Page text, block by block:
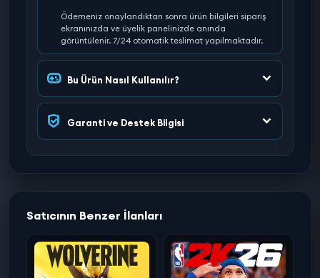
Ödemeniz onaylandıktan sonra ürün bilgileri sipariş
ekranınızda ve üyelik panelinizde anında
görüntülenir. 7/24 otomatik teslimat yapılmaktadır.
Bu Ürün Nasıl Kullanılır?
Garanti ve Destek Bilgisi
Satıcının Benzer İlanları